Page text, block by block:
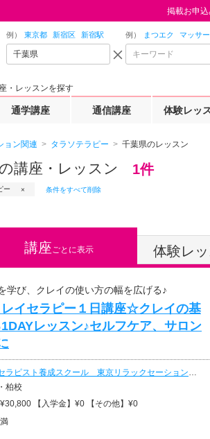
例） 東京都 新宿区 新宿駅 例） まつエク マッサ
・レッスンを探す
通学講座 通信講座 体験レッ
掲載お申
ョン関連 タラソテラピー 千葉県のレッスン
の講座・レッスン 1件
ー 条件をすべて削除
講座ごとに表示 体験レ
学び、クレイの使い方の幅を広げる♪
レイセラピー１日講座☆クレイの基
レッスン♪セルフケア、サロン
ラピスト養成スクール 東京リラックセーションアカデミー
柏校
¥30,800 【入学金】¥0 【その他】¥0